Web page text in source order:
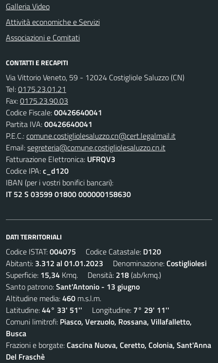
Galleria Video
Attività economiche e Servizi
Associazioni e Comitati
CONTATTI E RECAPITI
Via Vittorio Veneto, 59 - 12024 Costigliole Saluzzo (CN)
Tel:0175.23.01.21
Fax:0175.23.90.03
Codice Fiscale:00426640041
Partita IVA:00426640041
P.E.C.:comune.costigliolesaluzzo.cn@cert.legalmail.it
Email:segreteria@comune.costigliolesaluzzo.cn.it
Fatturazione Elettronica: UFRQV3
Codice IPA:c_d120
IBAN (per i vostri bonifici bancari):
IT 52 S 03599 01800 000000158630
DATI TERRITORIALI
Codice ISTAT:004075 Codice Catastale: D120
Abitanti: 3.312 al 01.01.2023 Denominazione:Costigliolesi
Superficie: 15,34 Kmq. Densità: 218(ab/kmq.)
Santo patrono:Sant'Antonio - 13 giugno
Altitudine media:460 m.s.l.m.
Latitudine:44° 33' 51'' Longitudine: 7° 29' 11''
Comuni limitrofi: Piasco, Verzuolo, Rossana, Villafalletto,
Busca
Frazioni e borgate:Cascina Nuova, Ceretto, Colonia, Sant'Anna
Del Fraschè